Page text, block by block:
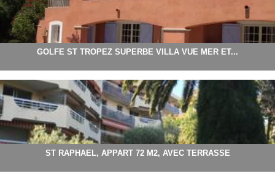
GOLFE ST TROPEZ SUPERBE VILLA VUE MER ET...
ST RAPHAEL, APPART 72 M2, AVEC TERRASSE